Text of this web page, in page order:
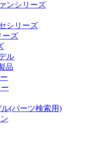
ンシリーズ
シリーズ
ーズ
ル
品
ル(パーツ検索用)